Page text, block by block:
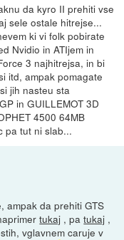
da kyro II prehiti vse
sele ostale hitrejse...
ki vi folk pobirate
Nvidio in ATIjem in
3 najhitrejsa, in bi
itd, ampak pomagate
jih nasteu sta
in GUILLEMOT 3D
4500 64MB
pa tut ni slab...
ampak da prehiti GTS
tukaj , patukaj ,
vglavnem caruje v